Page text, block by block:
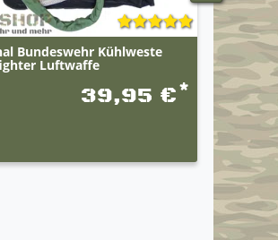
Bundeswehr Kühlweste
Luftwaffe
39,95 €* UVP